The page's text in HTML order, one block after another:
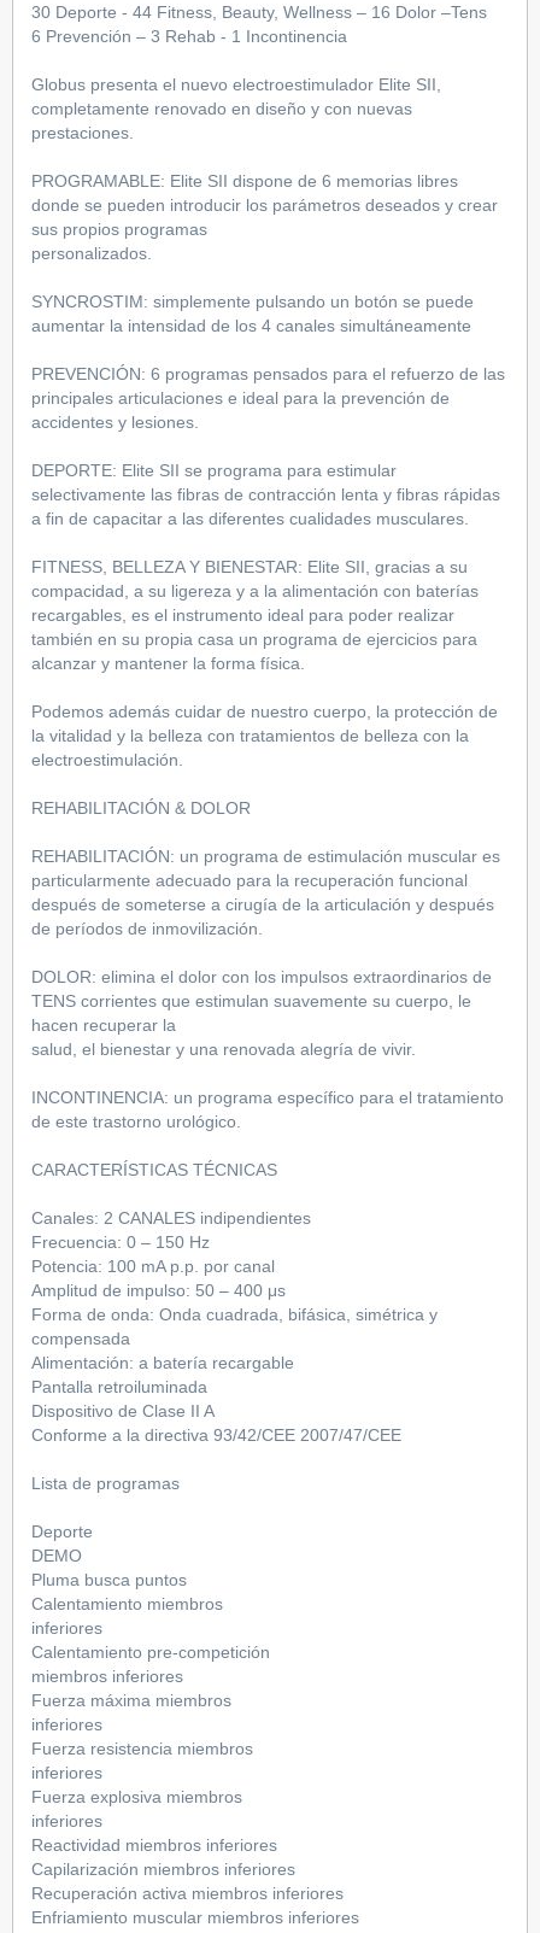
30 Deporte - 44 Fitness, Beauty, Wellness – 16 Dolor –Tens
6 Prevención – 3 Rehab - 1 Incontinencia
Globus presenta el nuevo electroestimulador Elite SII,
completamente renovado en diseño y con nuevas
prestaciones.
PROGRAMABLE: Elite SII dispone de 6 memorias libres
donde se pueden introducir los parámetros deseados y crear
sus propios programas
personalizados.
SYNCROSTIM: simplemente pulsando un botón se puede
aumentar la intensidad de los 4 canales simultáneamente
PREVENCIÓN: 6 programas pensados para el refuerzo de las
principales articulaciones e ideal para la prevención de
accidentes y lesiones.
DEPORTE: Elite SII se programa para estimular
selectivamente las fibras de contracción lenta y fibras rápidas
a fin de capacitar a las diferentes cualidades musculares.
FITNESS, BELLEZA Y BIENESTAR: Elite SII, gracias a su
compacidad, a su ligereza y a la alimentación con baterías
recargables, es el instrumento ideal para poder realizar
también en su propia casa un programa de ejercicios para
alcanzar y mantener la forma física.
Podemos además cuidar de nuestro cuerpo, la protección de
la vitalidad y la belleza con tratamientos de belleza con la
electroestimulación.
REHABILITACIÓN & DOLOR
REHABILITACIÓN: un programa de estimulación muscular es
particularmente adecuado para la recuperación funcional
después de someterse a cirugía de la articulación y después
de períodos de inmovilización.
DOLOR: elimina el dolor con los impulsos extraordinarios de
TENS corrientes que estimulan suavemente su cuerpo, le
hacen recuperar la
salud, el bienestar y una renovada alegría de vivir.
INCONTINENCIA: un programa específico para el tratamiento
de este trastorno urológico.
CARACTERÍSTICAS TÉCNICAS
Canales: 2 CANALES indipendientes
Frecuencia: 0 – 150 Hz
Potencia: 100 mA p.p. por canal
Amplitud de impulso: 50 – 400 μs
Forma de onda: Onda cuadrada, bifásica, simétrica y
compensada
Alimentación: a batería recargable
Pantalla retroiluminada
Dispositivo de Clase II A
Conforme a la directiva 93/42/CEE 2007/47/CEE
Lista de programas
Deporte
DEMO
Pluma busca puntos
Calentamiento miembros
inferiores
Calentamiento pre-competición
miembros inferiores
Fuerza máxima miembros
inferiores
Fuerza resistencia miembros
inferiores
Fuerza explosiva miembros
inferiores
Reactividad miembros inferiores
Capilarización miembros inferiores
Recuperación activa miembros inferiores
Enfriamiento muscular miembros inferiores